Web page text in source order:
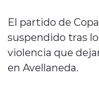
ENTREVISTAS
El partido de
suspendido tras
violencia que
en Avellaneda.